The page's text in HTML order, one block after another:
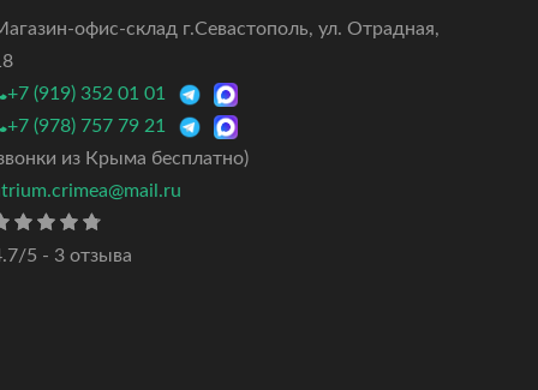
офис-склад г.Севастополь, ул. Отрадная,
+7 (919) 352 01 01
+7 (978) 757 79 21
из Крыма бесплатно)
5 - 3 отзыва